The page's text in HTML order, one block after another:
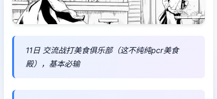
11日 交流战打美食俱乐部（这不纯纯pcr美食
殿），基本必输